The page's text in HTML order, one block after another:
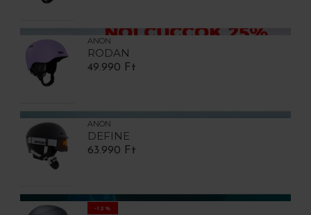
ANON
RODAN
49.990 Ft
ANON
DEFINE
63.990 Ft
-12%